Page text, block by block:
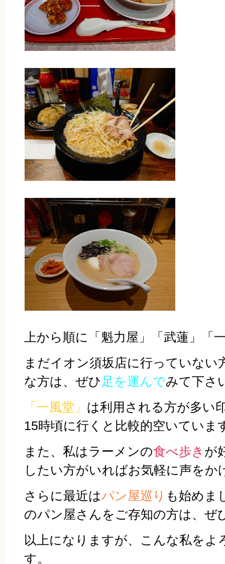
上から順に「魁力屋」「武蓮」「
まだイオン須坂店に行っていない
な方は、ぜひ足を運んでみて下さ
「一風堂」 は利用される方が多い
15時頃に行くと比較的空いていま
また、私はラーメンの食べ歩き が
したい方がいればお気軽に声をか
さらに最近はパン屋巡り も始めま
のパン屋さんをご存知の方は、ぜ
以上になりますが、こんな私をよ
す。